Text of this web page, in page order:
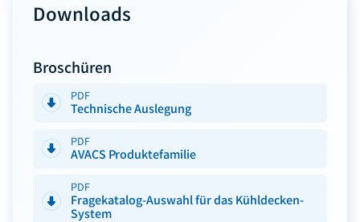
Downloads
Broschüren
PDF
Technische Auslegung
PDF
AVACS Produktefamilie
PDF
Fragekatalog-Auswahl für das Kühldecken-
System